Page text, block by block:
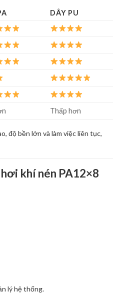
DÂY PU
Thấp hơn
độ bền lớn và làm việc liên tục,
khí nén PA12×8
lý hệ thống.